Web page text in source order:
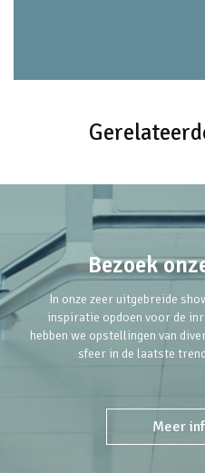
Bezoek
In onze zeer uitgebreide
inspiratie opdoen voor de
hebben we opstellingen van
sfeer in de laatste
Meer